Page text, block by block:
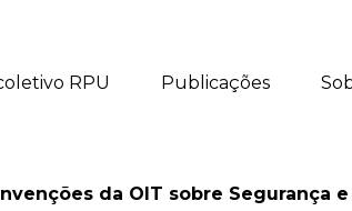
RPU Publicações
da OIT sobre Segurança